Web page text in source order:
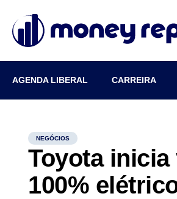
AGENDA LIBERAL CARREIRA
NEGÓCIOS
Toyota inicia
100%